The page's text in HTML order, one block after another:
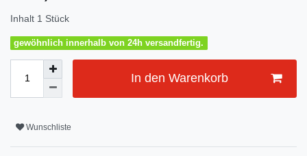
Inhalt 1 Stück
gewöhnlich innerhalb von 24h versandfertig.
In den Warenkorb
Wunschliste